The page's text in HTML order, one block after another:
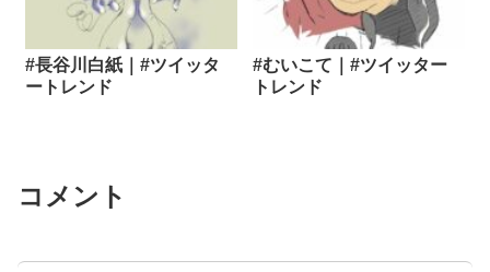
#長谷川白紙｜#ツイッタ
ートレンド
#むいこて｜#ツイッター
トレンド
コメント